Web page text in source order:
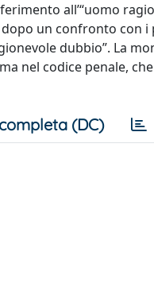
all’“uomo
un confronto
dubbio”. La
nel codice penale,
(DC)